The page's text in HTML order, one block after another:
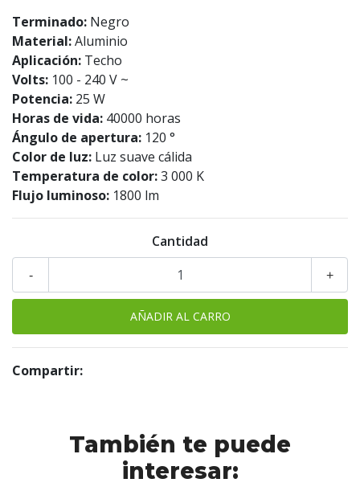
Terminado: Negro
Material:Aluminio
Aplicación: Techo
Volts: 100 - 240 V ~
Potencia: 25 W
Horas de vida: 40000 horas
Ángulo de apertura: 120 °
Color de luz: Luz suave cálida
Temperatura de color:3 000 K
Flujo luminoso: 1800 lm
Cantidad
+
-
Compartir:
También te puede
interesar: